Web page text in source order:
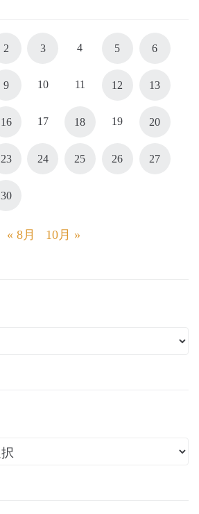
2 3 4 5 6
9 10 11 12 13
16 17 18 19 20
23 24 25 26 27
30
« 8月 10月 »